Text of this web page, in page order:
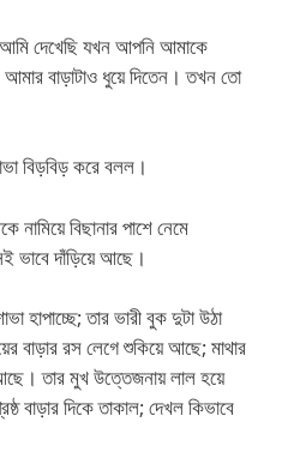
দেখেছি যখন আপনি আমাকে
বাড়াটাও ধুয়ে দিতেন। তখন তো
বিড়বিড় করে বলল।
বিছানার পাশে নেমে
ভাবে দাঁড়িয়ে আছে।
হাপাচ্ছে; তার ভারী বুক দুটা উঠা
বাড়ার রস লেগে শুকিয়ে আছে; মাথার
তার মুখ উত্তেজনায় লাল হয়ে
বাড়ার দিকে তাকাল; দেখল কিভাবে